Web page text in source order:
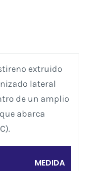
extruido
lateral
de un amplio
abarca
MEDIDA